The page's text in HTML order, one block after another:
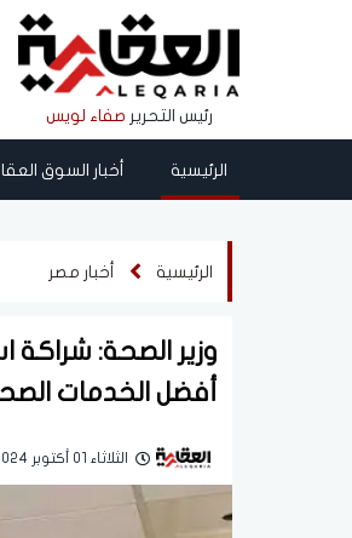
رئيس التحرير صفاء لويس
الرئيسية أخبار السوق
الرئيسية أخبار مصر
وزير الصحة: شراكة
أفضل الخدمات
الثلاثاء 01 أكتوبر 2024 | 09:56 مساءً